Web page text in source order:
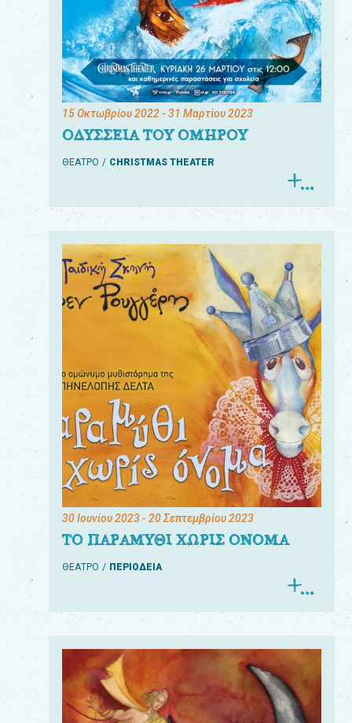
15 Οκτωβρίου 2022- 31 Μαρτίου 2023
ΟΔΥΣΣΕΙΑ ΤΟΥ ΟΜΗΡΟΥ
ΘΕΑΤΡΟ CHRISTMAS THEATER
30 Ιουνίου 2023- 20 Σεπτεμβρίου 2023
ΤΟ ΠΑΡΑΜΥΘΙ ΧΩΡΙΣ ΟΝΟΜΑ
ΘΕΑΤΡΟ ΠΕΡΙΟΔΕΙΑ